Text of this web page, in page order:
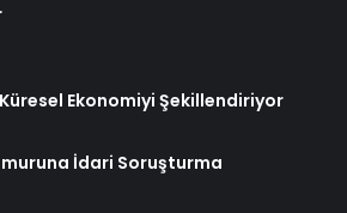
Küresel Ekonomiyi Şekillendiriyor
İdari Soruşturma